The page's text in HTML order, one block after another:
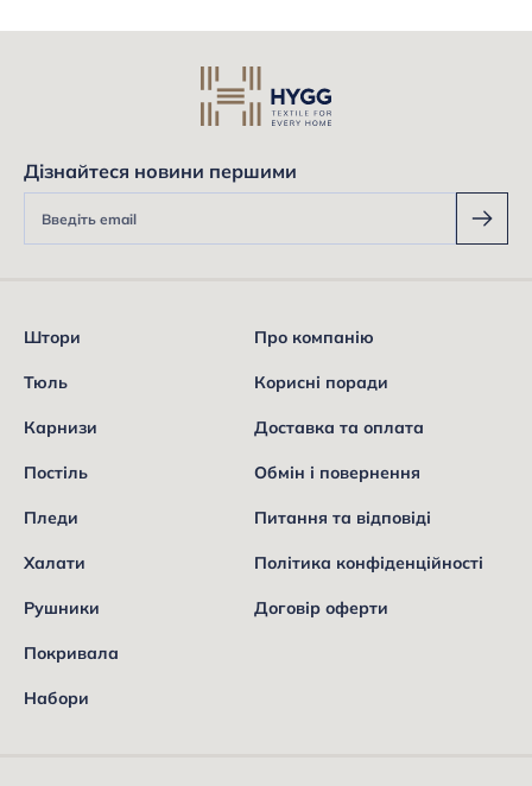
Дізнайтеся новини першими
Штори
Тюль
Карнизи
Постіль
Пледи
Халати
Рушники
Покривала
Набори
Про компанію
Корисні поради
Доставка та оплата
Обмін і повернення
Питання та відповіді
Політика конфіденційності
Договір оферти